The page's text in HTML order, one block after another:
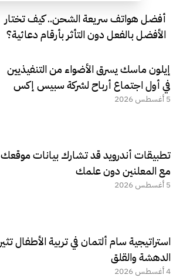
أفضل هواتف سريعة الشحن.. كيف تختار
الأفضل بالفعل دون التأثر بأرقام دعائية؟
إيلون ماسك يسرق الأضواء من التنفيذيين
في أول اجتماع أرباح لشركة سبيس إكس
5 أغسطس 2026
تطبيقات أندرويد قد تشارك بيانات موقعك
مع المعلنين دون علمك
5 أغسطس 2026
استراتيجية سام ألتمان في تربية الأطفال تثير
الدهشة والقلق
4 أغسطس 2026